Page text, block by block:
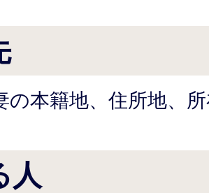
の本籍地、住所地、
人